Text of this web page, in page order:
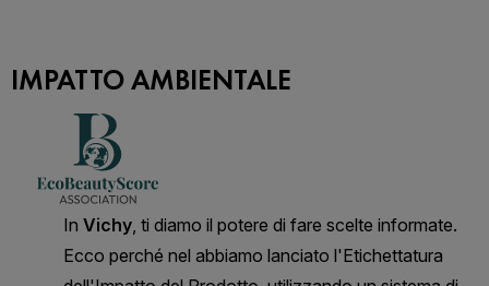
IMPATTO AMBIENTALE